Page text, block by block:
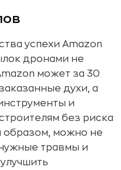
успехи Amazon
дронами не
может за 30
духи, а
и
без риска
образом, можно не
травмы и